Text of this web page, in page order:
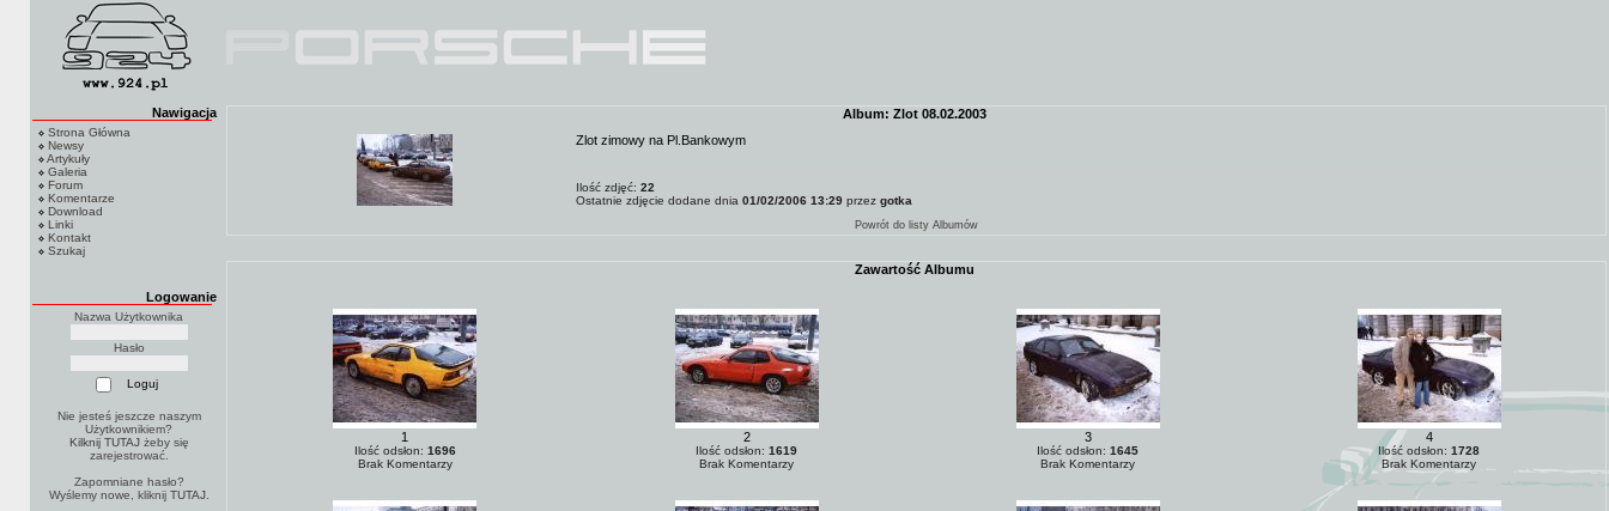
Nawigacja
Strona Główna
Newsy
Artykuły
Galeria
Forum
Komentarze
Download
Linki
Kontakt
Szukaj
Logowanie
Nazwa Użytkownika
Hasło
Nie jesteś jeszcze naszym
Użytkownikiem?
Kilknij TUTAJżeby się
zarejestrować.
Zapomniane hasło?
Wyślemy nowe, kliknij TUTAJ.
Album: Zlot 08.02.2003
Zlot zimowy na Pl.Bankowym
Ilość zdjęć: 22
Ostatnie zdjęcie dodane dnia 01/02/2006 13:29 przez gotka
Powrót do listy Albumów
Zawartość Albumu
1
Ilość odsłon: 1696
Brak Komentarzy
2
Ilość odsłon: 1619
Brak Komentarzy
3
Ilość odsłon: 1645
Brak Komentarzy
4
Ilość odsłon: 1728
Brak Komentarzy